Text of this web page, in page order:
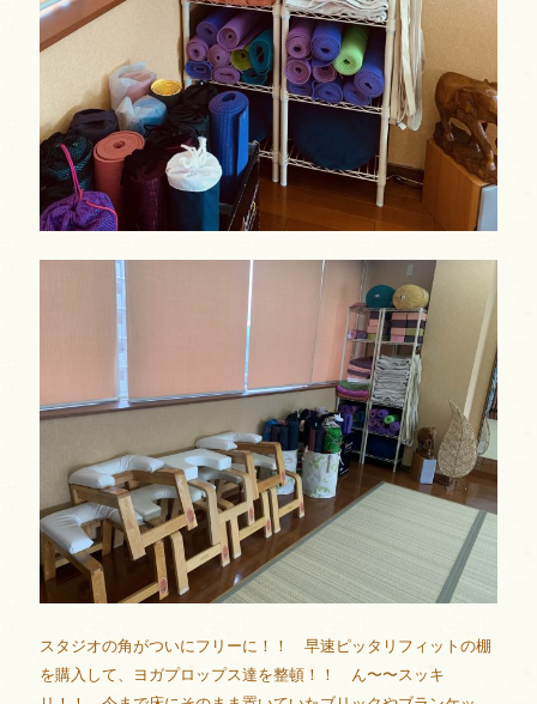
スタジオの角がついにフリーに！！ 早速ピッタリフィットの棚
を購入して、ヨガプロップス達を整頓！！ ん〜〜スッキ